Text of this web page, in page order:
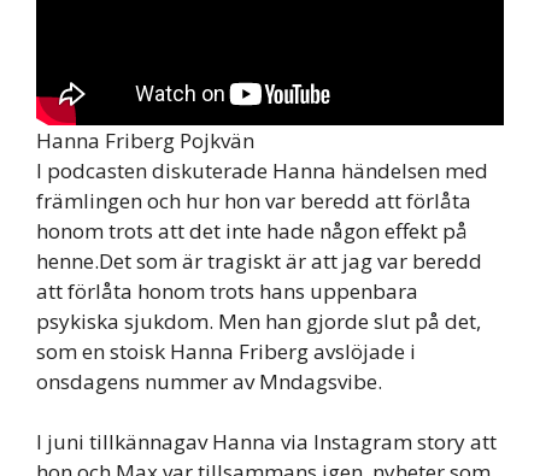
Hanna Friberg Pojkvän
I podcasten diskuterade Hanna händelsen med
främlingen och hur hon var beredd att förlåta
honom trots att det inte hade någon effekt på
henne.Det som är tragiskt är att jag var beredd
att förlåta honom trots hans uppenbara
psykiska sjukdom. Men han gjorde slut på det,
som en stoisk Hanna Friberg avslöjade i
onsdagens nummer av Mndagsvibe.
I juni tillkännagav Hanna via Instagram story att